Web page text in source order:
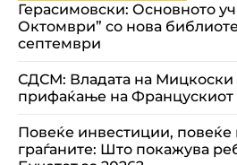
Герасимовски: Основното
Октомври” со нова
септември
СДСМ: Владата на Мицкоски
прифаќање на Францускиот
Повеќе инвестиции,
граѓаните: Што покажува